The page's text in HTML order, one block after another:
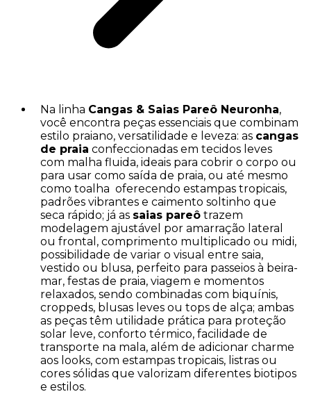
Na linha Cangas & Saias Pareô Neuronha,
você encontra peças essenciais que combinam
estilo praiano, versatilidade e leveza: as cangas
de praia confeccionadas em tecidos leves
com malha fluida, ideais para cobrir o corpo ou
para usar como saída de praia, ou até mesmo
como toalha oferecendo estampas tropicais,
padrões vibrantes e caimento soltinho que
seca rápido; já as saias pareô trazem
modelagem ajustável por amarração lateral
ou frontal, comprimento multiplicado ou midi,
possibilidade de variar o visual entre saia,
vestido ou blusa, perfeito para passeios à beira-
mar, festas de praia, viagem e momentos
relaxados, sendo combinadas com biquínis,
croppeds, blusas leves ou tops de alça; ambas
as peças têm utilidade prática para proteção
solar leve, conforto térmico, facilidade de
transporte na mala, além de adicionar charme
aos looks, com estampas tropicais, listras ou
cores sólidas que valorizam diferentes biotipos
e estilos.